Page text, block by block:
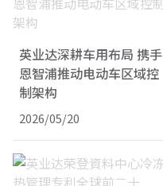
英业达深耕车用布局 携手
恩智浦推动电动车区域控
制架构
2026/05/20